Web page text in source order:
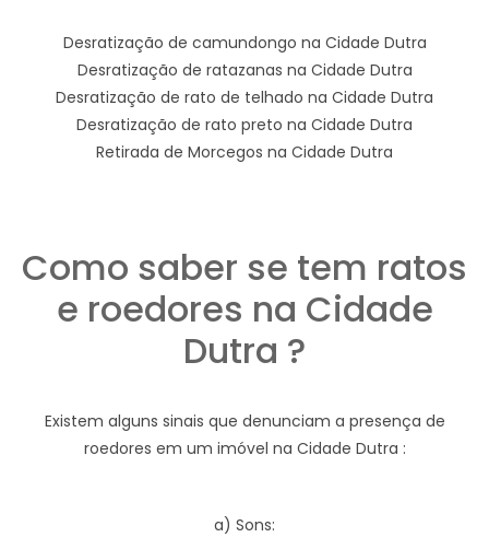
Desratização de camundongo na Cidade Dutra
Desratização de ratazanas na Cidade Dutra
Desratização de rato de telhado na Cidade Dutra
Desratização de rato preto na Cidade Dutra
Retirada de Morcegos na Cidade Dutra
Como saber se tem ratos
e roedores na Cidade
Dutra ?
Existem alguns sinais que denunciam a presença de
roedores em um imóvel na Cidade Dutra :
a) Sons: